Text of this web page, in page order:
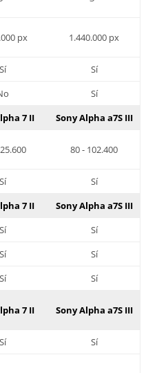
px 1.440.000 px
Sí
Sí
Sí
7 II
Sony Alpha a7S III
80 - 102.400
Sí
Sí
7 II
Sony Alpha a7S III
Sí
Sí
Sí
Sí
Sí
Sí
7 II Sony Alpha a7S III
Sí
Sí